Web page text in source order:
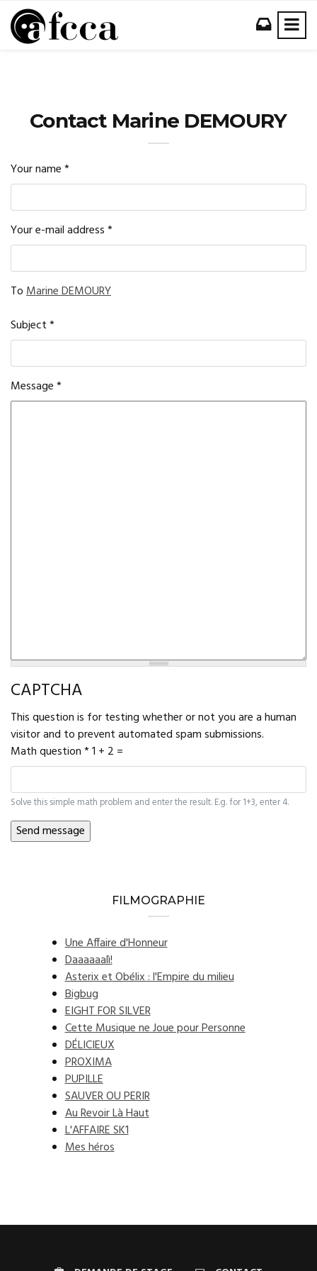
Contact Marine DEMOURY
Your name*
Your e-mail address*
ToMarine DEMOURY
Subject*
Message*
CAPTCHA
This question is for testing whether or not you are a human
visitor and to prevent automated spam submissions.
Math question*1 + 2 =
Solve this simple math problem and enter the result. E.g. for 1+3, enter 4.
FILMOGRAPHIE
Une Affaire d'Honneur
Daaaaaalì!
Asterix et Obélix : l'Empire du milieu
Bigbug
EIGHT FOR SILVER
Cette Musique ne Joue pour Personne
DÉLICIEUX
PROXIMA
PUPILLE
SAUVER OU PERIR
Au Revoir Là Haut
L'AFFAIRE SK1
Mes héros